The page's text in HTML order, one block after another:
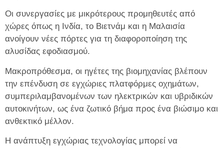
Οι συνεργασίες με μικρότερους προμηθευτές από
χώρες όπως η Ινδία, το Βιετνάμ και η Μαλαισία
ανοίγουν νέες πόρτες για τη διαφοροποίηση της
αλυσίδας εφοδιασμού.
Μακροπρόθεσμα, οι ηγέτες της βιομηχανίας βλέπουν
την επένδυση σε εγχώριες πλατφόρμες οχημάτων,
συμπεριλαμβανομένων των ηλεκτρικών και υβριδικών
αυτοκινήτων, ως ένα ζωτικό βήμα προς ένα βιώσιμο και
ανθεκτικό μέλλον.
Η ανάπτυξη εγχώριας τεχνολογίας μπορεί να